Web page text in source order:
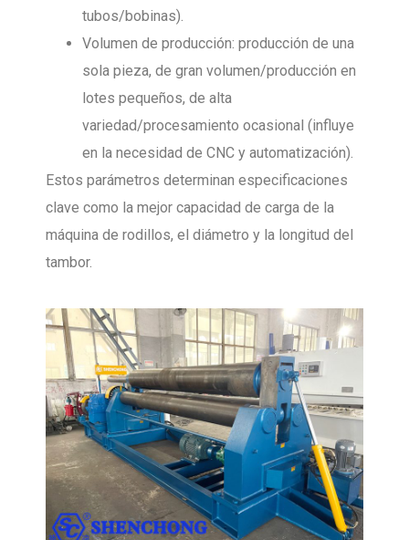
tubos/bobinas).
Volumen de producción: producción de una
sola pieza, de gran volumen/producción en
lotes pequeños, de alta
variedad/procesamiento ocasional (influye
en la necesidad de CNC y automatización).
Estos parámetros determinan especificaciones
clave como la mejor capacidad de carga de la
máquina de rodillos, el diámetro y la longitud del
tambor.